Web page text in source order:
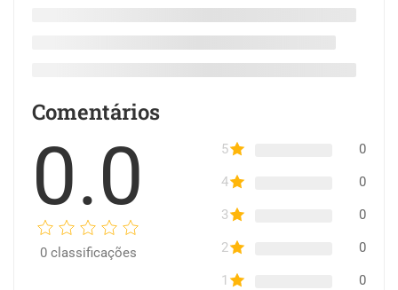
Comentários
0.0
0classificações
5 0
4 0
3 0
2 0
1 0